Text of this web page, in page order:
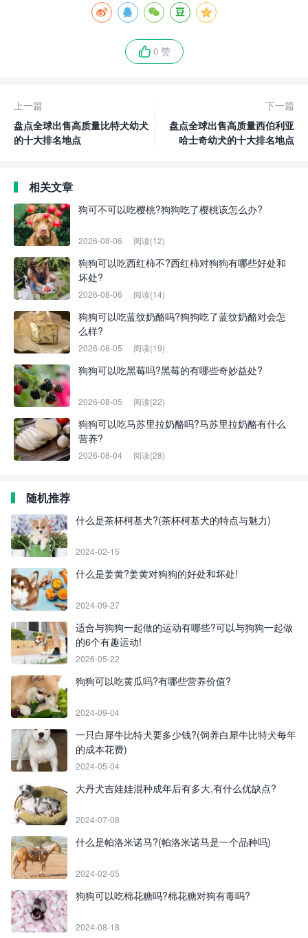
0 赞
上一篇
盘点全球出售高质量比特犬幼犬
的十大排名地点
下一篇
盘点全球出售高质量西伯利亚
哈士奇幼犬的十大排名地点
相关文章
狗可不可以吃樱桃?狗狗吃了樱桃该怎么办?
2026-08-06 阅读(12)
狗狗可以吃西红柿不?西红柿对狗狗有哪些好处和
坏处?
2026-08-06 阅读(14)
狗狗可以吃蓝纹奶酪吗?狗狗吃了蓝纹奶酪对会怎
么样?
2026-08-05 阅读(19)
狗狗可以吃黑莓吗?黑莓的有哪些奇妙益处?
2026-08-05 阅读(22)
狗狗可以吃马苏里拉奶酪吗?马苏里拉奶酪有什么
营养?
2026-08-04 阅读(28)
随机推荐
什么是茶杯柯基犬?(茶杯柯基犬的特点与魅力)
2024-02-15
什么是姜黄?姜黄对狗狗的好处和坏处!
2024-09-27
适合与狗狗一起做的运动有哪些?可以与狗狗一起做
的6个有趣运动!
2026-05-22
狗狗可以吃黄瓜吗?有哪些营养价值?
2024-09-04
一只白犀牛比特犬要多少钱?(饲养白犀牛比特犬每年
的成本花费)
2024-05-04
大丹犬吉娃娃混种成年后有多大,有什么优缺点?
2024-07-08
什么是帕洛米诺马?(帕洛米诺马是一个品种吗)
2024-02-05
狗狗可以吃棉花糖吗?棉花糖对狗有毒吗?
2024-08-18